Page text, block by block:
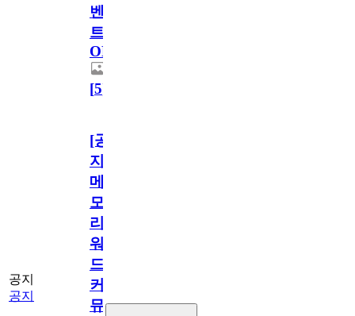
벤
트
OPEN!
[5]
공지
공지
[공
지]
메
모
리
워
드
커
뮤